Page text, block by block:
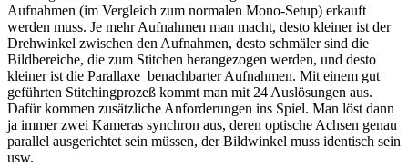
Aufnahmen (im Vergleich zum normalen Mono-Setup) erkauft
werden muss. Je mehr Aufnahmen man macht, desto kleiner ist der
Drehwinkel zwischen den Aufnahmen, desto schmäler sind die
Bildbereiche, die zum Stitchen herangezogen werden, und desto
kleiner ist die Parallaxe benachbarter Aufnahmen. Mit einem gut
geführten Stitchingprozeß kommt man mit 24 Auslösungen aus.
Dafür kommen zusätzliche Anforderungen ins Spiel. Man löst dann
ja immer zwei Kameras synchron aus, deren optische Achsen genau
parallel ausgerichtet sein müssen, der Bildwinkel muss identisch sein
usw.